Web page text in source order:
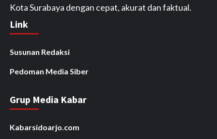
Kota Surabaya dengan cepat, akurat dan faktual.
Link
Susunan Redaksi
Pedoman Media Siber
Grup Media Kabar
Kabarsidoarjo.com